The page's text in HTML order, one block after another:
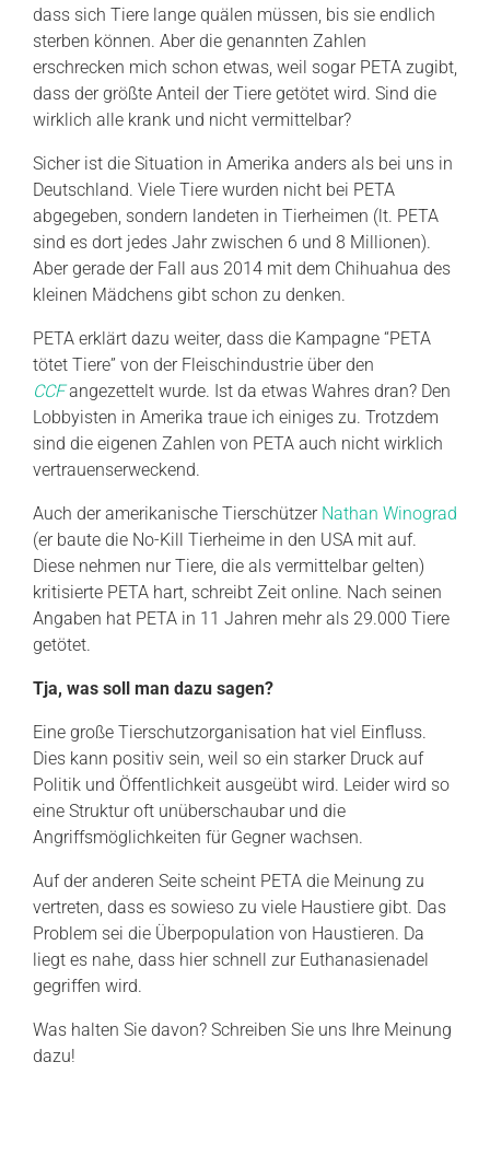
dass sich Tiere lange quälen müssen, bis sie endlich
sterben können. Aber die genannten Zahlen
erschrecken mich schon etwas, weil sogar PETA zugibt,
dass der größte Anteil der Tiere getötet wird. Sind die
wirklich alle krank und nicht vermittelbar?
Sicher ist die Situation in Amerika anders als bei uns in
Deutschland. Viele Tiere wurden nicht bei PETA
abgegeben, sondern landeten in Tierheimen (lt. PETA
sind es dort jedes Jahr zwischen 6 und 8 Millionen).
Aber gerade der Fall aus 2014 mit dem Chihuahua des
kleinen Mädchens gibt schon zu denken.
PETA erklärt dazu weiter, dass die Kampagne “PETA
tötet Tiere” von der Fleischindustrie über den
CCFangezettelt wurde. Ist da etwas Wahres dran? Den
Lobbyisten in Amerika traue ich einiges zu. Trotzdem
sind die eigenen Zahlen von PETA auch nicht wirklich
vertrauenserweckend.
Auch der amerikanische Tierschützer Nathan Winograd
(er baute die No-Kill Tierheime in den USA mit auf.
Diese nehmen nur Tiere, die als vermittelbar gelten)
kritisierte PETA hart, schreibt Zeit online. Nach seinen
Angaben hat PETA in 11 Jahren mehr als 29.000 Tiere
getötet.
Tja, was soll man dazu sagen?
Eine große Tierschutzorganisation hat viel Einfluss.
Dies kann positiv sein, weil so ein starker Druck auf
Politik und Öffentlichkeit ausgeübt wird. Leider wird so
eine Struktur oft unüberschaubar und die
Angriffsmöglichkeiten für Gegner wachsen.
Auf der anderen Seite scheint PETA die Meinung zu
vertreten, dass es sowieso zu viele Haustiere gibt. Das
Problem sei die Überpopulation von Haustieren. Da
liegt es nahe, dass hier schnell zur Euthanasienadel
gegriffen wird.
Was halten Sie davon? Schreiben Sie uns Ihre Meinung
dazu!